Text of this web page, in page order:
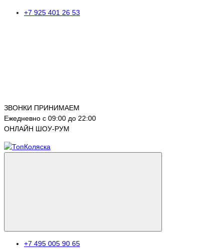
+7 925 401 26 53
ЗВОНКИ ПРИНИМАЕМ
Ежедневно с 09:00 до 22:00
ОНЛАЙН ШОУ-РУМ
+7 495 005 90 65